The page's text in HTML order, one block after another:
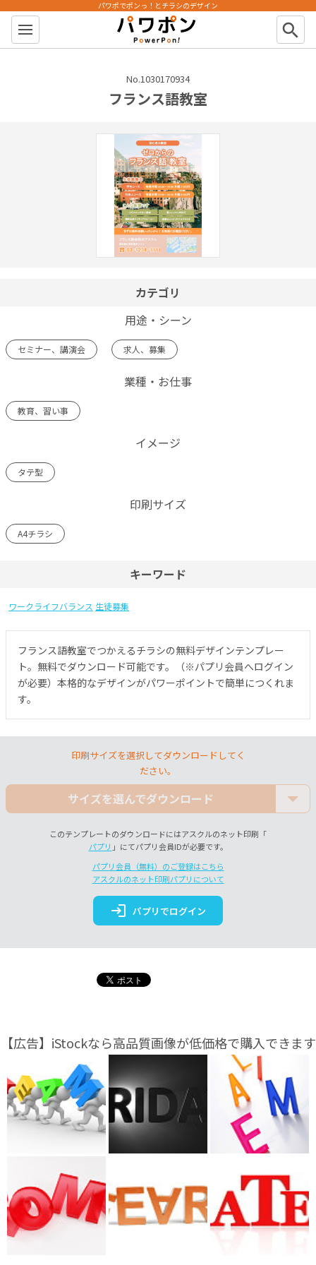
パワポン
パワポでポンっ！とチラシのデザイン
search
No.1030170934
フランス語教室
カテゴリ
用途・シーン
セミナー、講演会 求人、募集
業種・お仕事
教育、習い事
イメージ
タテ型
印刷サイズ
A4チラシ
キーワード
ワークライフバランス 生徒募集
フランス語教室でつかえるチラシの無料デザインテンプレー
ト。無料でダウンロード可能です。（※パプリ会員へログイン
が必要）本格的なデザインがパワーポイントで簡単につくれま
す。
印刷サイズを選択してダウンロードしてく
ださい。
サイズを選んでダウンロード
このテンプレートのダウンロードにはアスクルのネット印刷「
パプリ 」にてパプリ会員IDが必要です。
パプリ会員（無料）のご登録はこちら
アスクルのネット印刷パプリについて
login パプリでログイン
【広告】iStockなら高品質画像が低価格で購入できます